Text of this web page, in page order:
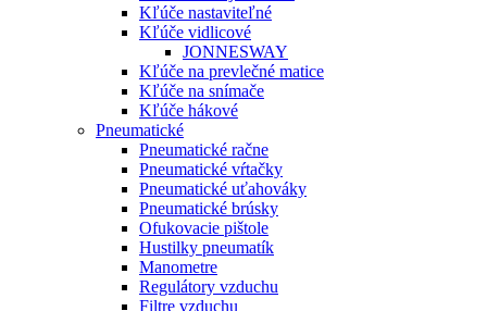
Kľúče nastaviteľné
Kľúče vidlicové
JONNESWAY
Kľúče na prevlečné matice
Kľúče na snímače
Kľúče hákové
Pneumatické
Pneumatické račne
Pneumatické vŕtačky
Pneumatické uťahováky
Pneumatické brúsky
Ofukovacie pištole
Hustilky pneumatík
Manometre
Regulátory vzduchu
Filtre vzduchu